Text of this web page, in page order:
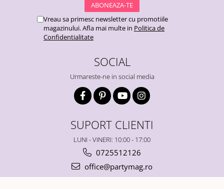
Vreau sa primesc newsletter cu promotiile
magazinului. Afla mai multe in Politica de
Confidentialitate
SOCIAL
Urmareste-ne in social media
SUPORT CLIENTI
LUNI - VINERI: 10:00 - 17:00
0725512126
office@partymag.ro